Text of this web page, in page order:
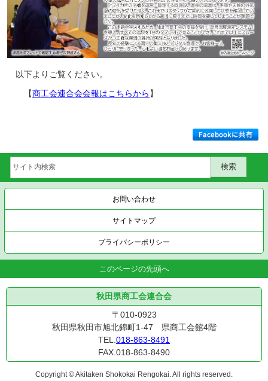
以下よりご覧ください。
【商工会連合会会報はこちらから 】
お問い合わせ
サイトマップ
プライバシーポリシー
このページの先頭へ
秋田県商工会連合会
〒010-0923
秋田県秋田市旭北錦町1-47 県商工会館4階
TEL. 018-863-8491
FAX.018-863-8490
Copyright © Akitaken Shokokai Rengokai. All rights reserved.